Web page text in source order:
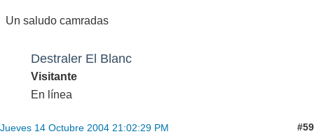
Un saludo camradas
Destraler El Blanc
Visitante
En línea
Jueves 14 Octubre 2004 21:02:29 PM #59